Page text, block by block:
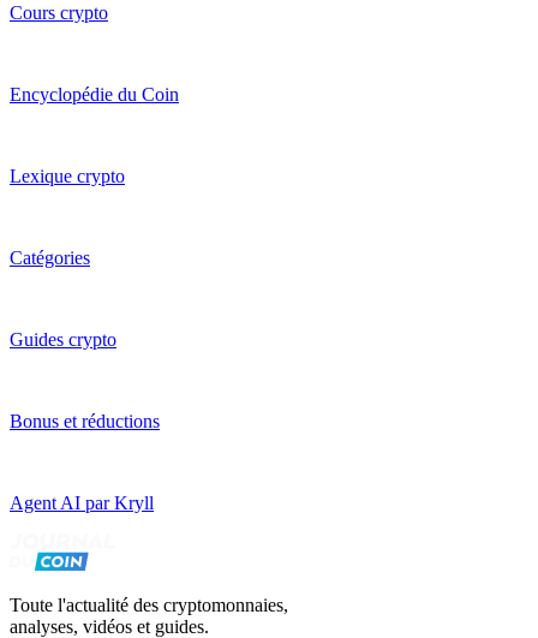
Cours crypto
Encyclopédie du Coin
Lexique crypto
Catégories
Guides crypto
Bonus et réductions
Agent AI par Kryll
Toute l'actualité des cryptomonnaies,
analyses, vidéos et guides.